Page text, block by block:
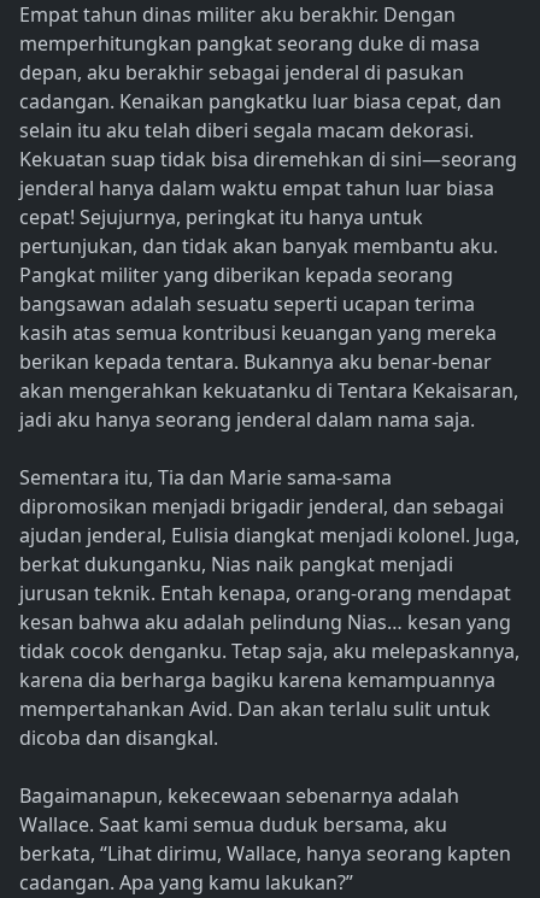
Empat tahun dinas militer aku berakhir. Dengan
memperhitungkan pangkat seorang duke di masa
depan, aku berakhir sebagai jenderal di pasukan
cadangan. Kenaikan pangkatku luar biasa cepat, dan
selain itu aku telah diberi segala macam dekorasi.
Kekuatan suap tidak bisa diremehkan di sini—seorang
jenderal hanya dalam waktu empat tahun luar biasa
cepat! Sejujurnya, peringkat itu hanya untuk
pertunjukan, dan tidak akan banyak membantu aku.
Pangkat militer yang diberikan kepada seorang
bangsawan adalah sesuatu seperti ucapan terima
kasih atas semua kontribusi keuangan yang mereka
berikan kepada tentara. Bukannya aku benar-benar
akan mengerahkan kekuatanku di Tentara Kekaisaran,
jadi aku hanya seorang jenderal dalam nama saja.
Sementara itu, Tia dan Marie sama-sama
dipromosikan menjadi brigadir jenderal, dan sebagai
ajudan jenderal, Eulisia diangkat menjadi kolonel. Juga,
berkat dukunganku, Nias naik pangkat menjadi
jurusan teknik. Entah kenapa, orang-orang mendapat
kesan bahwa aku adalah pelindung Nias… kesan yang
tidak cocok denganku. Tetap saja, aku melepaskannya,
karena dia berharga bagiku karena kemampuannya
mempertahankan Avid. Dan akan terlalu sulit untuk
dicoba dan disangkal.
Bagaimanapun, kekecewaan sebenarnya adalah
Wallace. Saat kami semua duduk bersama, aku
berkata, “Lihat dirimu, Wallace, hanya seorang kapten
cadangan. Apa yang kamu lakukan?”